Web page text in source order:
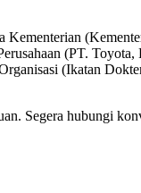
(PT.
(Ikatan
Segera hubungi